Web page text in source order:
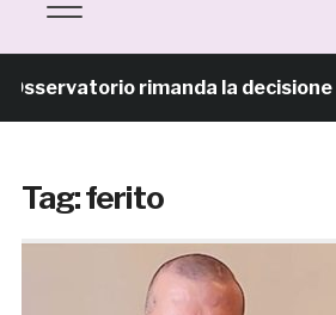
rimanda la decisione
Tag:ferito